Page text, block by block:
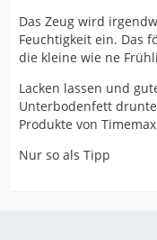
Das Zeug wird
Feuchtigkeit ein. Das
die kleine wie ne
Lacken lassen und
Unterbodenfett
Produkte von
Nur so als Tipp